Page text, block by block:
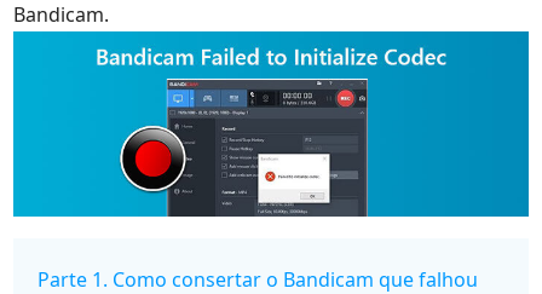
Bandicam.
Parte 1. Como consertar o Bandicam que falhou